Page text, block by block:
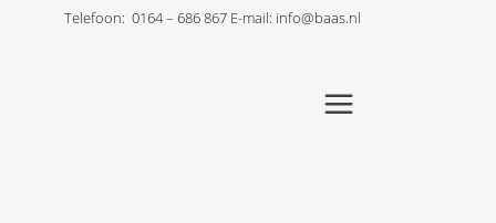
Telefoon: 0164 – 686 867 E-mail: info@baas.nl